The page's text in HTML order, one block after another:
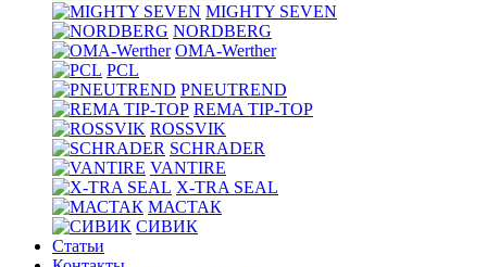
MIGHTY SEVEN
NORDBERG
OMA-Werther
PCL
PNEUTREND
REMA TIP-TOP
ROSSVIK
SCHRADER
VANTIRE
X-TRA SEAL
МАСТАК
СИВИК
Статьи